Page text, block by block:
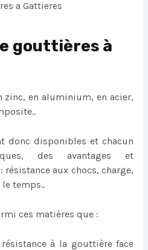
a Gattieres
gouttières à
zinc, en aluminium, en acier,
donc disponibles et chacun
des avantages et
aux chocs, charge,
temps..
ces matières que :
à la gouttière face